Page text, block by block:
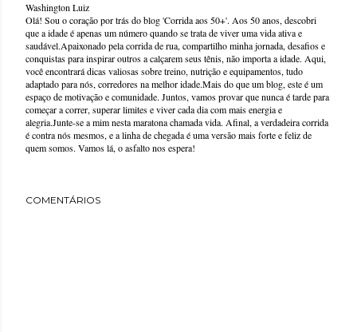
Washington Luiz
Olá! Sou o coração por trás do blog 'Corrida aos 50+'. Aos 50 anos, descobri
que a idade é apenas um número quando se trata de viver uma vida ativa e
saudável.Apaixonado pela corrida de rua, compartilho minha jornada, desafios e
conquistas para inspirar outros a calçarem seus tênis, não importa a idade. Aqui,
você encontrará dicas valiosas sobre treino, nutrição e equipamentos, tudo
adaptado para nós, corredores na melhor idade.Mais do que um blog, este é um
espaço de motivação e comunidade. Juntos, vamos provar que nunca é tarde para
começar a correr, superar limites e viver cada dia com mais energia e
alegria.Junte-se a mim nesta maratona chamada vida. Afinal, a verdadeira corrida
é contra nós mesmos, e a linha de chegada é uma versão mais forte e feliz de
quem somos. Vamos lá, o asfalto nos espera!
COMENTÁRIOS